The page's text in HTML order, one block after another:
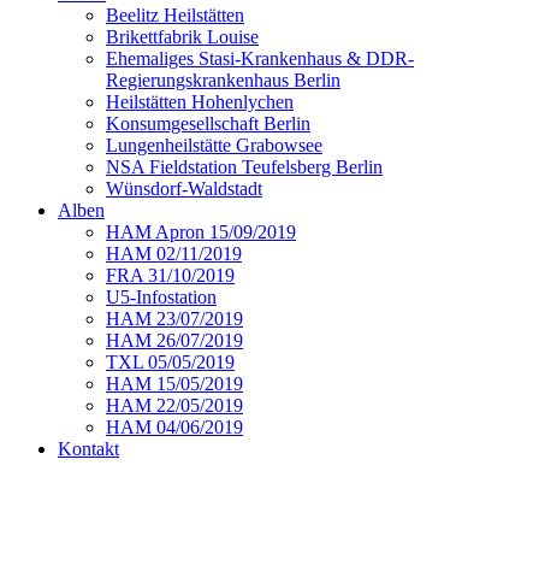
Beelitz Heilstätten
Brikettfabrik Louise
Ehemaliges Stasi-Krankenhaus & DDR-
Regierungskrankenhaus Berlin
Heilstätten Hohenlychen
Konsumgesellschaft Berlin
Lungenheilstätte Grabowsee
NSA Fieldstation Teufelsberg Berlin
Wünsdorf-Waldstadt
Alben
HAM Apron 15/09/2019
HAM 02/11/2019
FRA 31/10/2019
U5-Infostation
HAM 23/07/2019
HAM 26/07/2019
TXL 05/05/2019
HAM 15/05/2019
HAM 22/05/2019
HAM 04/06/2019
Kontakt